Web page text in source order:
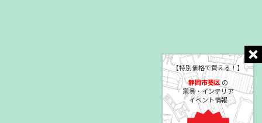
【特別価格で買える！】
静岡市葵区の
家具・インテリア
イベント情報